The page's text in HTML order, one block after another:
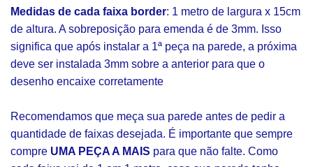
Medidas de cada faixa border: 1 metro de largura x 15cm
de altura. A sobreposição para emenda é de 3mm. Isso
significa que após instalar a 1ª peça na parede, a próxima
deve ser instalada 3mm sobre a anterior para que o
desenho encaixe corretamente
Recomendamos que meça sua parede antes de pedir a
quantidade de faixas desejada. É importante que sempre
compre UMA PEÇA A MAIS para que não falte. Como